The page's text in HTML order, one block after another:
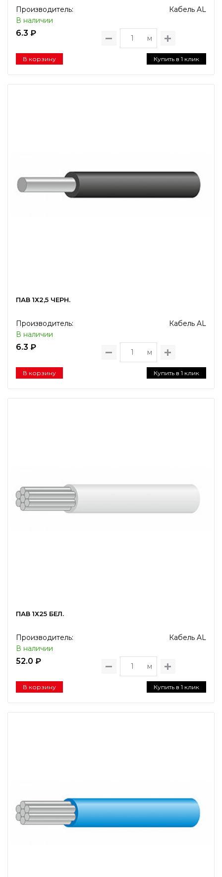
Производитель:
Кабель AL
В наличии
6.3 ₽
м
В корзину Купить в 1 клик
ПАВ 1Х2,5 ЧЕРН.
Производитель:
Кабель AL
В наличии
6.3 ₽
м
В корзину Купить в 1 клик
ПАВ 1Х25 БЕЛ.
Производитель:
Кабель AL
В наличии
52.0 ₽
м
В корзину Купить в 1 клик